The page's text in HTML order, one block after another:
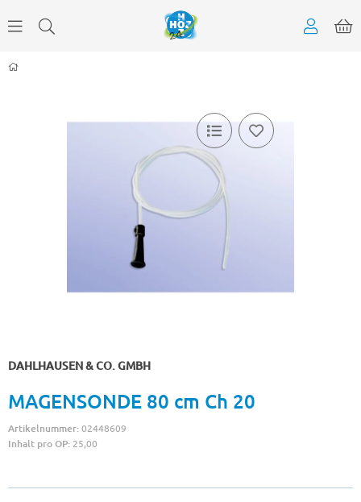
DAHLHAUSEN & CO. GMBH
MAGENSONDE 80 cm Ch 20
Artikelnummer:02448609
Inhalt pro OP: 25,00